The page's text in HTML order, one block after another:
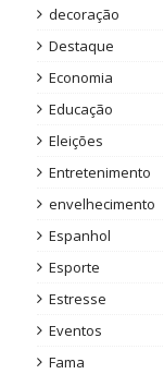
decoração
Destaque
Economia
Educação
Eleições
Entretenimento
envelhecimento
Espanhol
Esporte
Estresse
Eventos
Fama